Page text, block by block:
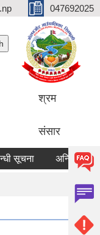
047692025
श्रम
संसार
अन्तिम नतिजा